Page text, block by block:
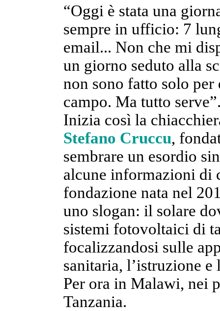
“Oggi è stata una
sempre in ufficio: 7
email... Non che mi
un giorno seduto alla
non sono fatto solo
campo. Ma tutto
Inizia così la
Stefano Cruccu,
sembrare un esordio
alcune informazioni di
fondazione nata nel
uno slogan: il solare
sistemi fotovoltaici di
focalizzandosi sulle
sanitaria, l’istruzione e
Per ora in Malawi, nei
Tanzania.